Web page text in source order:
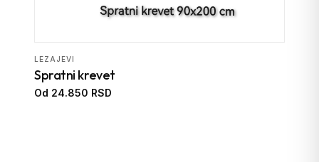
LEZAJEVI
Spratni krevet
Od 24.850 RSD